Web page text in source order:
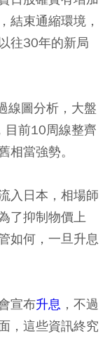
結束通縮環境，
往30年的新局
線圖分析，大盤
目前10周線整齊
相當強勢。
入日本，相場師
了抑制物價上
如何，一旦升息
宣布升息 ，不過
，這些資訊終究